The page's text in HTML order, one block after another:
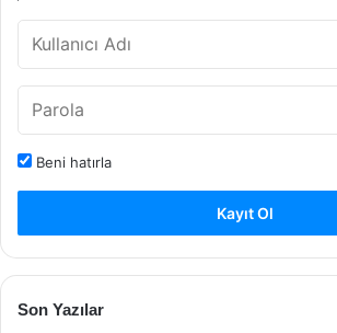
Beni hatırla
Kayıt Ol
Son Yazılar